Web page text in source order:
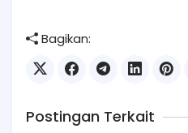
Bagikan:
Postingan Terkait